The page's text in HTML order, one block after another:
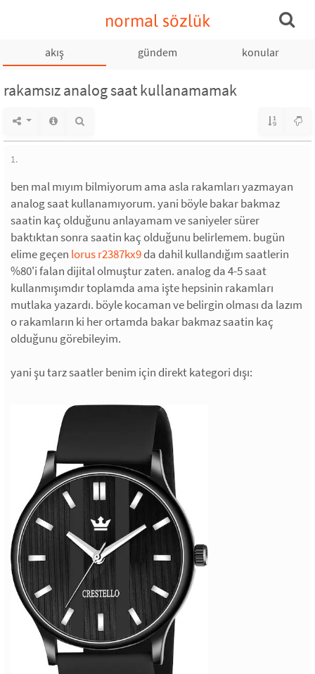
normal sözlük
akış gündem konular
rakamsız analog saat kullanamamak
1.
ben mal mıyım bilmiyorum ama asla rakamları yazmayan
analog saat kullanamıyorum. yani böyle bakar bakmaz
saatin kaç olduğunu anlayamam ve saniyeler sürer
baktıktan sonra saatin kaç olduğunu belirlemem. bugün
elime geçen lorus r2387kx9da dahil kullandığım saatlerin
%80'i falan dijital olmuştur zaten. analog da 4-5 saat
kullanmışımdır toplamda ama işte hepsinin rakamları
mutlaka yazardı. böyle kocaman ve belirgin olması da lazım
o rakamların ki her ortamda bakar bakmaz saatin kaç
olduğunu görebileyim.
yani şu tarz saatler benim için direkt kategori dışı: